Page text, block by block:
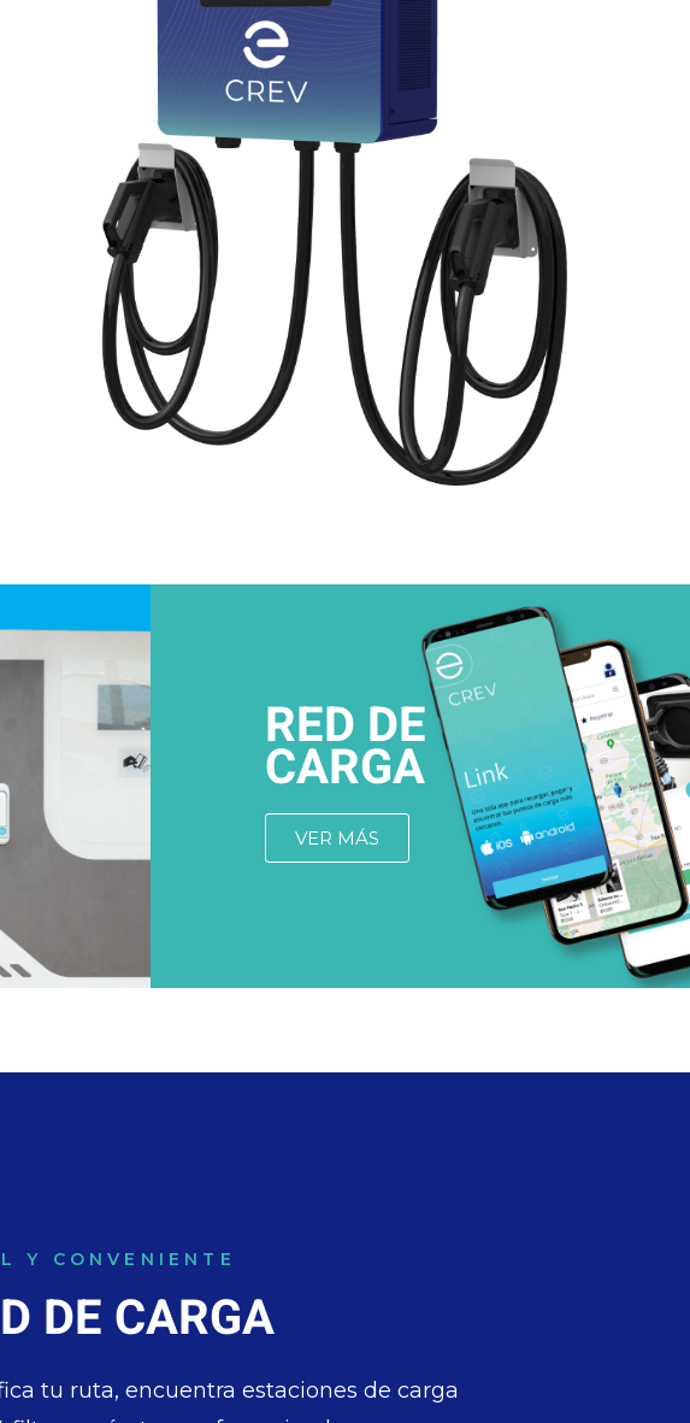
RED DE
CARGA
VER MÁS
Y CONVENIENTE
DE CARGA
tu ruta, encuentra estaciones de carga